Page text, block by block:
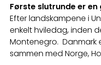
Første slutrunde er
Efter landskampene i
enkelt hviledag, inden
Montenegro.
sammen med Norge,